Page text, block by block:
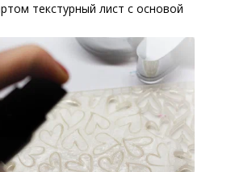
текстурный лист с основой